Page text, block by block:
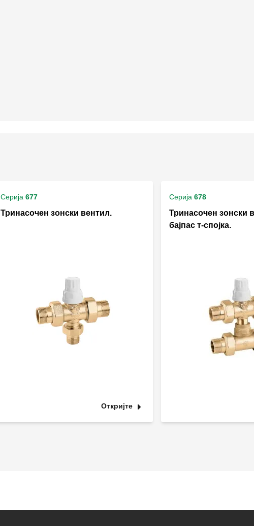
Серија 677
Тринасочен зонски вентил.
Откријте
Серија 678
Тринасочен зонски
бајпас т-спојка.